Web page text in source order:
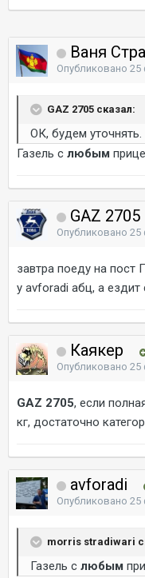
Ваня
Опубликовано 25
GAZ 2705 сказал:
ОК, будем уточнять.
Газель с любым
GAZ 2705
Опубликовано 25
завтра поеду на пост
у avforadi абц, а ездит
Каякер
Опубликовано 25
GAZ 2705, если
кг, достаточно
avforadi
Опубликовано 25
morris stradiwari
Газель с любым